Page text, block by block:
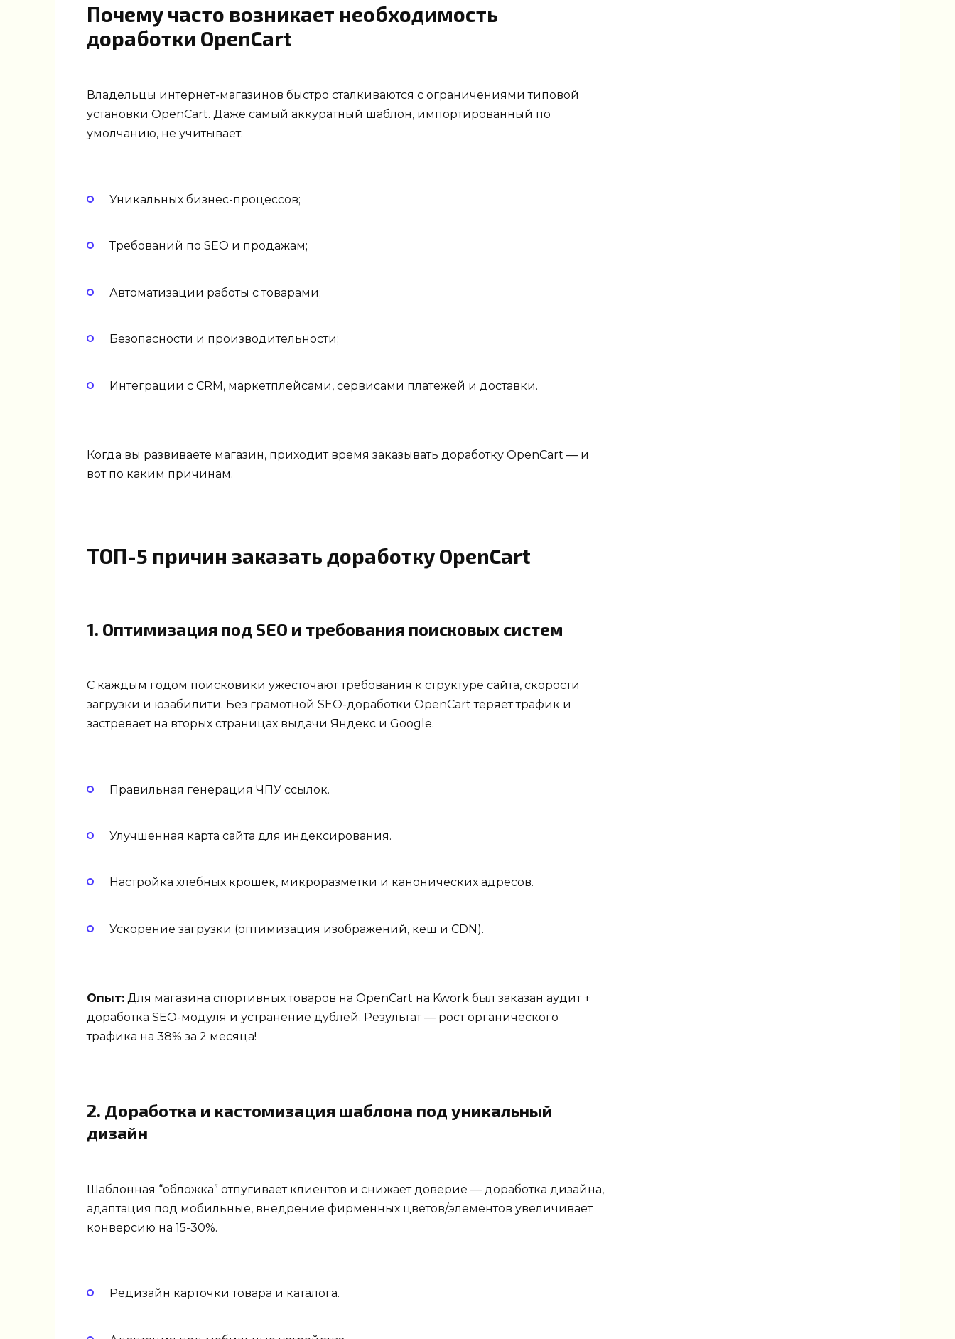
Почему часто возникает необходимость
доработки OpenCart
Владельцы интернет-магазинов быстро сталкиваются с ограничениями типовой
установки OpenCart. Даже самый аккуратный шаблон, импортированный по
умолчанию, не учитывает:
Уникальных бизнес-процессов;
Требований по SEO и продажам;
Автоматизации работы с товарами;
Безопасности и производительности;
Интеграции с CRM, маркетплейсами, сервисами платежей и доставки.
Когда вы развиваете магазин, приходит время заказывать доработку OpenCart — и
вот по каким причинам.
ТОП-5 причин заказать доработку OpenCart
1. Оптимизация под SEO и требования поисковых систем
С каждым годом поисковики ужесточают требования к структуре сайта, скорости
загрузки и юзабилити. Без грамотной SEO-доработки OpenCart теряет трафик и
застревает на вторых страницах выдачи Яндекс и Google.
Правильная генерация ЧПУ ссылок.
Улучшенная карта сайта для индексирования.
Настройка хлебных крошек, микроразметки и канонических адресов.
Ускорение загрузки (оптимизация изображений, кеш и CDN).
Опыт: Для магазина спортивных товаров на OpenCart на Kwork был заказан аудит +
доработка SEO-модуля и устранение дублей. Результат — рост органического
трафика на 38% за 2 месяца!
2. Доработка и кастомизация шаблона под уникальный
дизайн
Шаблонная “обложка” отпугивает клиентов и снижает доверие — доработка дизайна,
адаптация под мобильные, внедрение фирменных цветов/элементов увеличивает
конверсию на 15-30%.
Редизайн карточки товара и каталога.